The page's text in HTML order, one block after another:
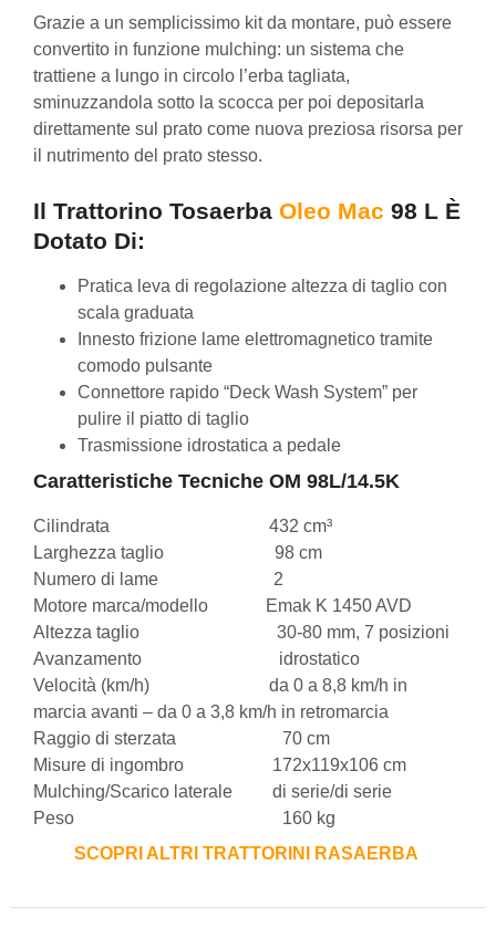
Grazie a un semplicissimo kit da montare, può essere
convertito in funzione mulching: un sistema che
trattiene a lungo in circolo l’erba tagliata,
sminuzzandola sotto la scocca per poi depositarla
direttamente sul prato come nuova preziosa risorsa per
il nutrimento del prato stesso.
Il Trattorino Tosaerba Oleo Mac 98 L È
Dotato Di:
Pratica leva di regolazione altezza di taglio con
scala graduata
Innesto frizione lame elettromagnetico tramite
comodo pulsante
Connettore rapido “Deck Wash System” per
pulire il piatto di taglio
Trasmissione idrostatica a pedale
Caratteristiche Tecniche OM 98L/14.5K
Cilindrata 432 cm³
Larghezza taglio 98 cm
Numero di lame 2
Motore marca/modello Emak K 1450 AVD
Altezza taglio 30-80 mm, 7 posizioni
Avanzamento idrostatico
Velocità (km/h) da 0 a 8,8 km/h in
marcia avanti – da 0 a 3,8 km/h in retromarcia
Raggio di sterzata 70 cm
Misure di ingombro 172x119x106 cm
Mulching/Scarico laterale di serie/di serie
Peso 160 kg
SCOPRI ALTRI TRATTORINI RASAERBA